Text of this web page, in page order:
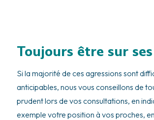
Toujours être sur
Si la majorité de ces agressions sont
anticipables, nous vous conseillons de
prudent lors de vos consultations, en
exemple votre position à vos proches,